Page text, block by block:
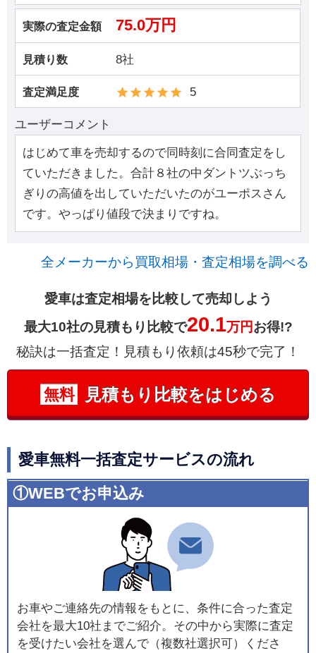
実際の査定金額 75.0万円
見積り数 8社
査定満足度 5
ユーザーコメント
はじめて車を売却するので同時刻に合同査定をし
ていただきました。合計８社の中ダントツぶっち
ぎりの高値を出していただいたのがユーポスさん
です。やっぱり値段で決まりですね。
全メーカーから買取相場・査定相場を調べる
愛車は査定相場を比較して売却しよう
最大10社の見積もり比較で20.1万円お得!?
秘訣は一括査定！見積もり依頼は45秒で完了！
無料 見積もり比較をはじめる
愛車無料一括査定サービスの流れ
①WEBでお申込み
お車やご連絡先の情報をもとに、条件に合った査定
会社を最大10社までご紹介。その中から実際に査定
を受けたい会社を選んで（複数社選択可）くださ